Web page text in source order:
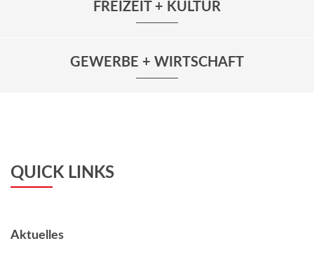
FREIZEIT + KULTUR
GEWERBE + WIRTSCHAFT
QUICK LINKS
Aktuelles